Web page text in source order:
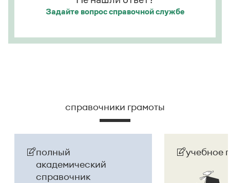
Задайте вопроссправочной службе
справочники грамоты
полный
академический
справочник
учебное